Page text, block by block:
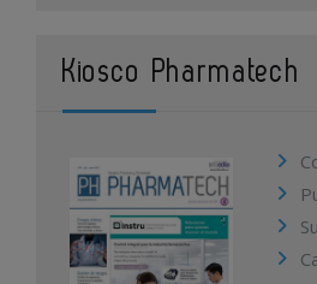
Kiosco Pharmatech